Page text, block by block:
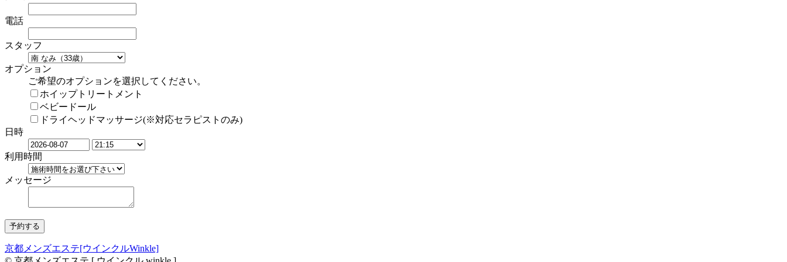
電話
スタッフ
オプション
ご希望のオプションを選択してください。
ホイップトリートメント
ベビードール
ドライヘッドマッサージ(※対応セラピストのみ)
日時
利用時間
メッセージ
京都メンズエステ[ウインクルWinkle]